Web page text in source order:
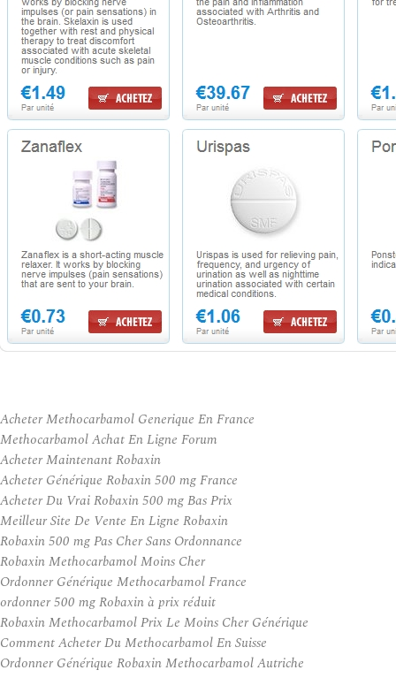
Acheter Methocarbamol Generique En France
Methocarbamol Achat En Ligne Forum
Acheter Maintenant Robaxin
Acheter Générique Robaxin 500 mg France
Acheter Du Vrai Robaxin 500 mg Bas Prix
Meilleur Site De Vente En Ligne Robaxin
Robaxin 500 mg Pas Cher Sans Ordonnance
Robaxin Methocarbamol Moins Cher
Ordonner Générique Methocarbamol France
ordonner 500 mg Robaxin à prix réduit
Robaxin Methocarbamol Prix Le Moins Cher Générique
Comment Acheter Du Methocarbamol En Suisse
Ordonner Générique Robaxin Methocarbamol Autriche